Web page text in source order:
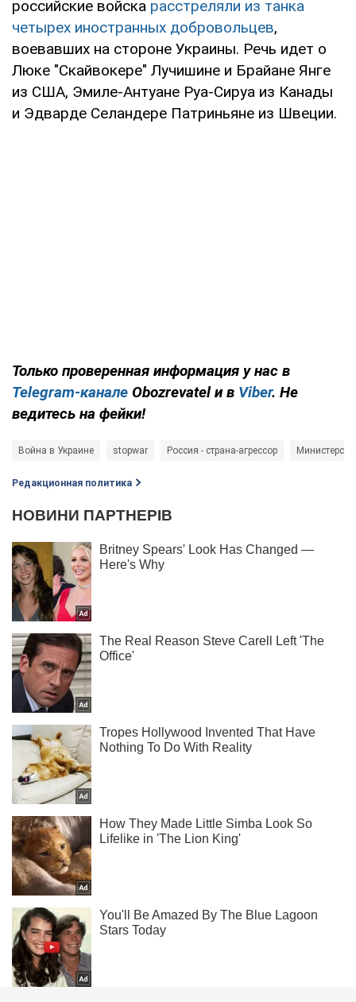
российские войска расстреляли из танка
четырех иностранных добровольцев,
воевавших на стороне Украины. Речь идет о
Люке "Скайвокере" Лучишине и Брайане Янге
из США, Эмиле-Антуане Руа-Сируа из Канады
и Эдварде Селандере Патриньяне из Швеции.
Только проверенная информация у нас в
Telegram-канале Obozrevatel и в Viber. Не
ведитесь на фейки!
Война в Украине stopwar Россия - страна-агрессор
Редакционная политика